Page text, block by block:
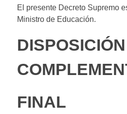
El presente Decreto Supremo
Ministro de Educación.
DISPOSICIÓN
FINAL